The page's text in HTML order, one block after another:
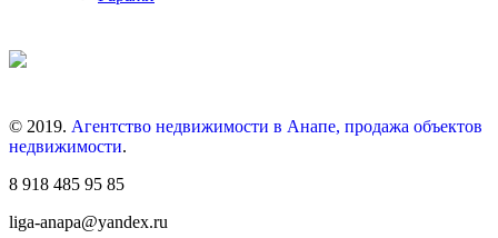
© 2019. Агентство недвижимости в Анапе, продажа объектов
недвижимости.
8 918 485 95 85
liga-anapa@yandex.ru